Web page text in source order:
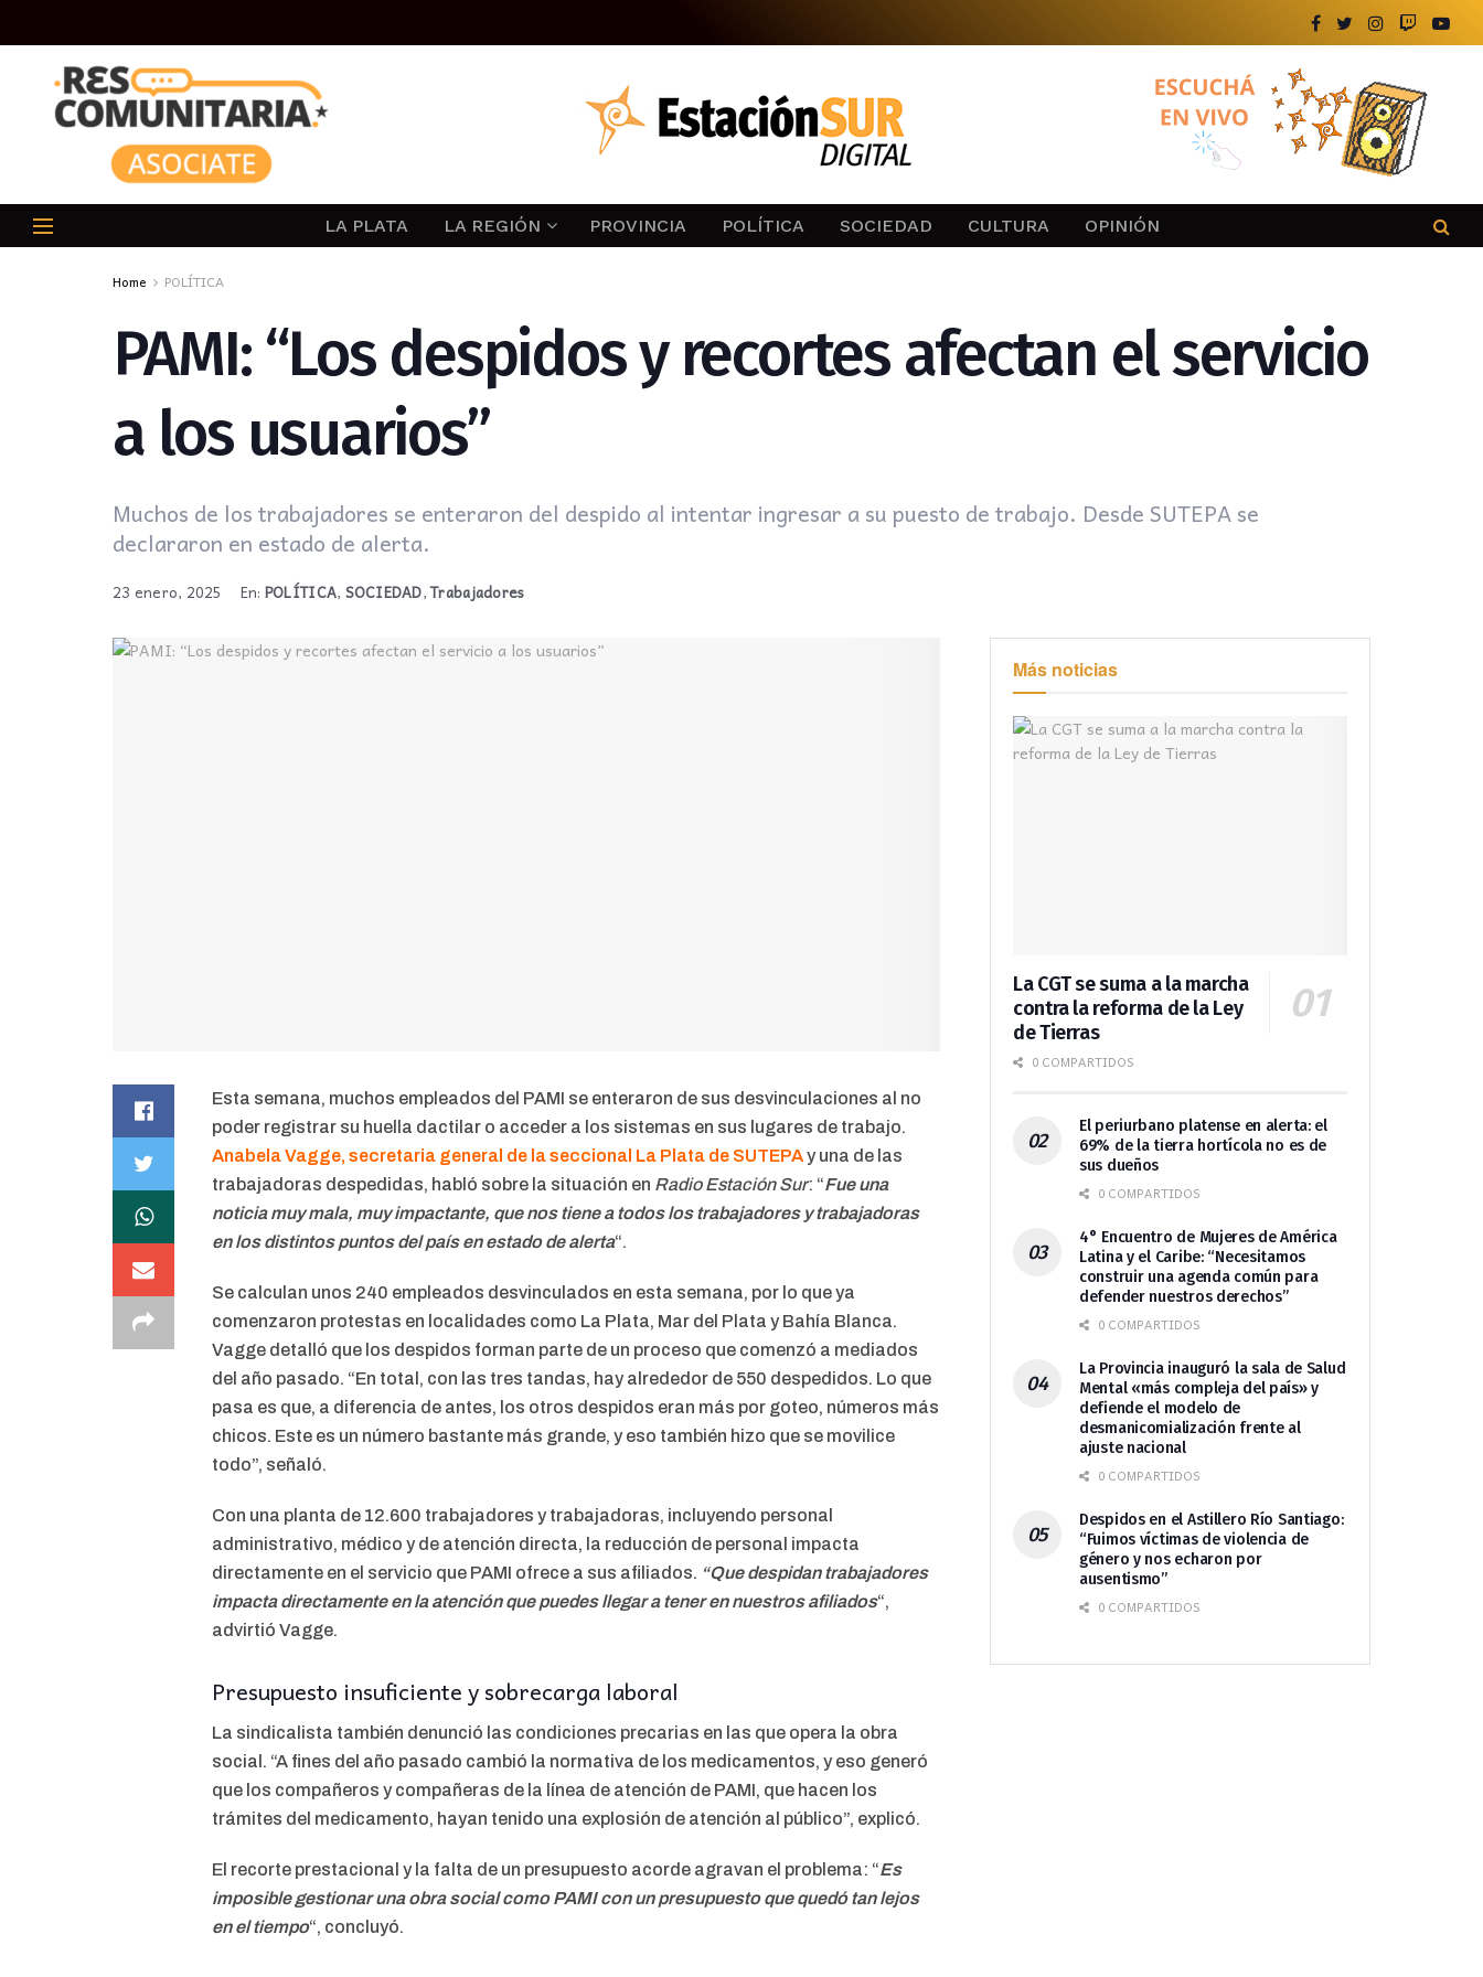
LA PLATA LA REGIÓN PROVINCIA POLÍTICA SOCIEDAD CULTURA OPINIÓN
Home POLÍTICA
PAMI: “Los despidos y recortes afectan el servicio
a los usuarios”
Muchos de los trabajadores se enteraron del despido al intentar ingresar a su puesto de trabajo. Desde SUTEPA se
declararon en estado de alerta.
23 enero, 2025 En: POLÍTICA, SOCIEDAD,Trabajadores
Esta semana, muchos empleados del PAMI se enteraron de sus desvinculaciones al no
poder registrar su huella dactilar o acceder a los sistemas en sus lugares de trabajo.
Anabela Vagge, secretaria general de la seccional La Plata de SUTEPAy una de las
trabajadoras despedidas, habló sobre la situación en Radio Estación Sur: “Fue una
noticia muy mala, muy impactante, que nos tiene a todos los trabajadores y trabajadoras
en los distintos puntos del país en estado de alerta“.
Se calculan unos 240 empleados desvinculados en esta semana, por lo que ya
comenzaron protestas en localidades como La Plata, Mar del Plata y Bahía Blanca.
Vagge detalló que los despidos forman parte de un proceso que comenzó a mediados
del año pasado. “En total, con las tres tandas, hay alrededor de 550 despedidos. Lo que
pasa es que, a diferencia de antes, los otros despidos eran más por goteo, números más
chicos. Este es un número bastante más grande, y eso también hizo que se movilice
todo”, señaló.
Con una planta de 12.600 trabajadores y trabajadoras, incluyendo personal
administrativo, médico y de atención directa, la reducción de personal impacta
directamente en el servicio que PAMI ofrece a sus afiliados. “Que despidan trabajadores
impacta directamente en la atención que puedes llegar a tener en nuestros afiliados“,
advirtió Vagge.
Presupuesto insuficiente y sobrecarga laboral
La sindicalista también denunció las condiciones precarias en las que opera la obra
social. “A fines del año pasado cambió la normativa de los medicamentos, y eso generó
que los compañeros y compañeras de la línea de atención de PAMI, que hacen los
trámites del medicamento, hayan tenido una explosión de atención al público”, explicó.
El recorte prestacional y la falta de un presupuesto acorde agravan el problema: “Es
imposible gestionar una obra social como PAMI con un presupuesto que quedó tan lejos
en el tiempo“, concluyó.
Más noticias
La CGT se suma a la marcha
contra la reforma de la Ley
de Tierras
0 COMPARTIDOS
El periurbano platense en alerta: el
69% de la tierra hortícola no es de
sus dueños
0 COMPARTIDOS
4° Encuentro de Mujeres de América
Latina y el Caribe: “Necesitamos
construir una agenda común para
defender nuestros derechos”
0 COMPARTIDOS
La Provincia inauguró la sala de Salud
Mental «más compleja del país» y
defiende el modelo de
desmanicomialización frente al
ajuste nacional
0 COMPARTIDOS
Despidos en el Astillero Río Santiago:
“Fuimos víctimas de violencia de
género y nos echaron por
ausentismo”
0 COMPARTIDOS